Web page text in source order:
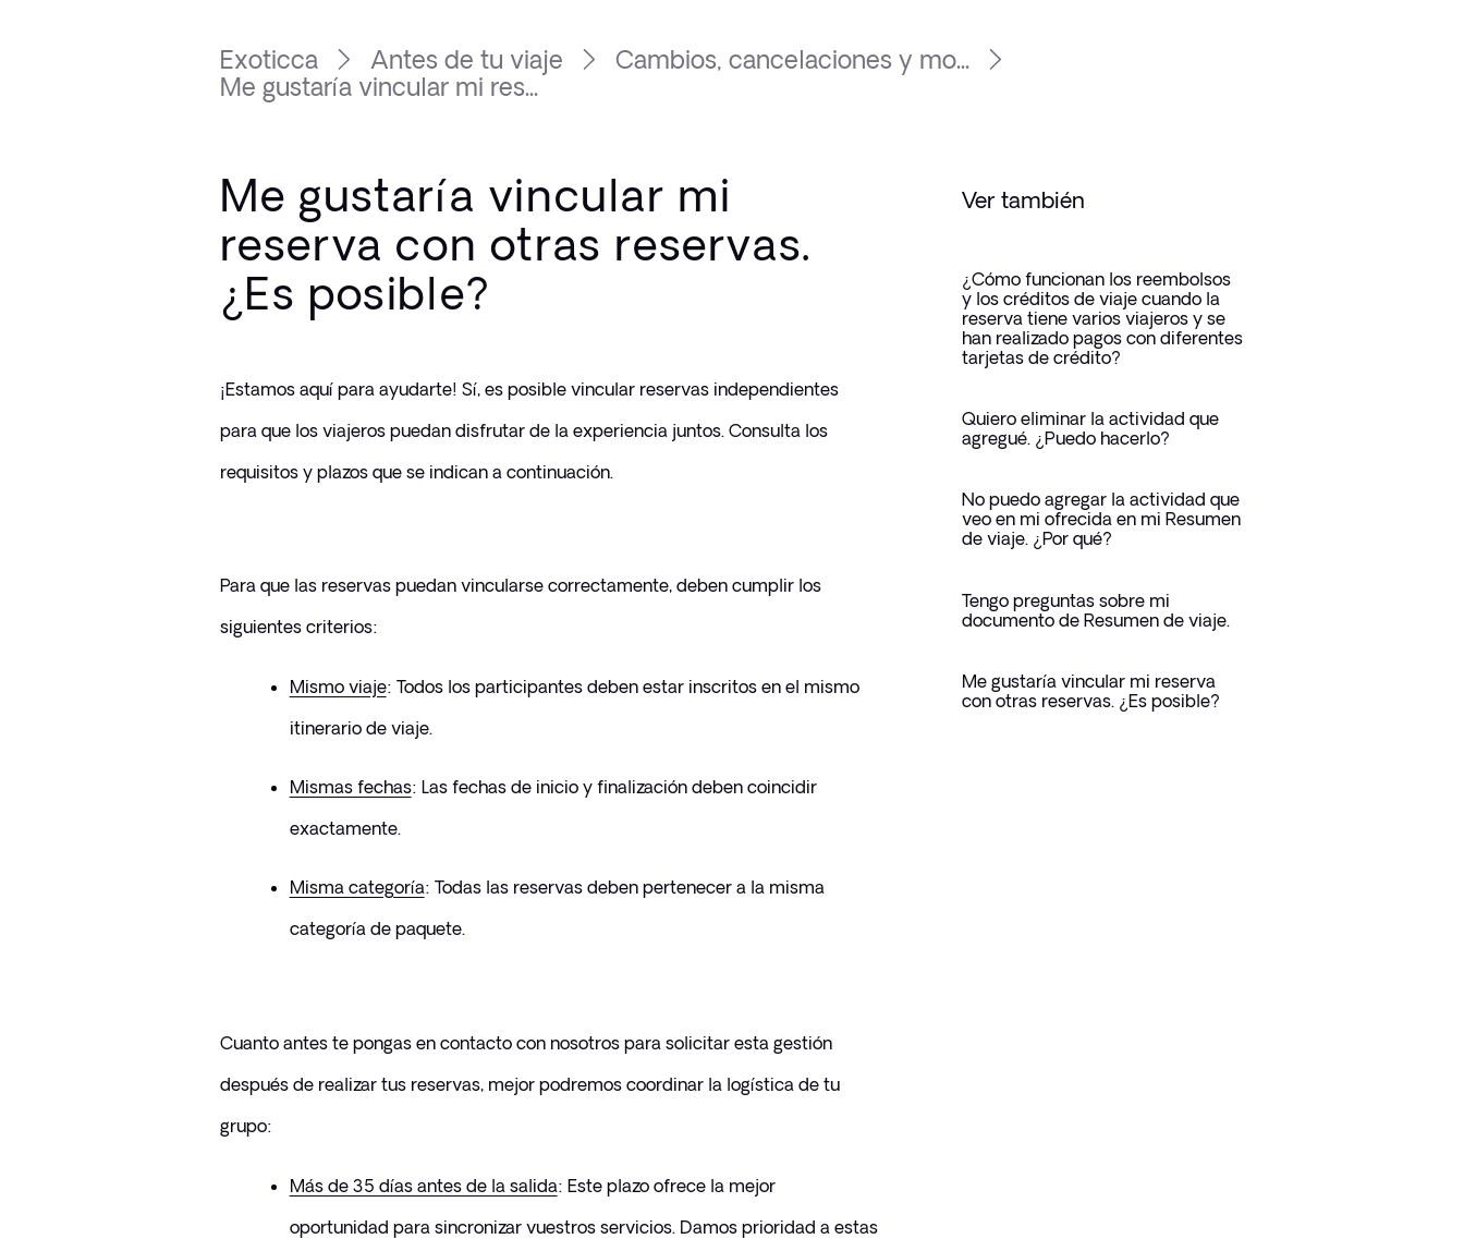
Exoticca Antes de tu viaje
Cambios, cancelaciones y mo...
Me gustaría vincular mi res...
Me gustaría vincular mi
reserva con otras reservas.
¿Es posible?
¡Estamos aquí para ayudarte! Sí, es posible vincular reservas independientes
para que los viajeros puedan disfrutar de la experiencia juntos. Consulta los
requisitos y plazos que se indican a continuación.
Para que las reservas puedan vincularse correctamente, deben cumplir los
siguientes criterios:
Mismo viaje: Todos los participantes deben estar inscritos en el mismo
itinerario de viaje.
Mismas fechas: Las fechas de inicio y finalización deben coincidir
exactamente.
Misma categoría: Todas las reservas deben pertenecer a la misma
categoría de paquete.
Cuanto antes te pongas en contacto con nosotros para solicitar esta gestión
después de realizar tus reservas, mejor podremos coordinar la logística de tu
grupo:
Más de 35 días antes de la salida: Este plazo ofrece la mejor
oportunidad para sincronizar vuestros servicios. Damos prioridad a estas
Ver también
¿Cómo funcionan los reembolsos
y los créditos de viaje cuando la
reserva tiene varios viajeros y se
han realizado pagos con diferentes
tarjetas de crédito?
Quiero eliminar la actividad que
agregué. ¿Puedo hacerlo?
No puedo agregar la actividad que
veo en mi ofrecida en mi Resumen
de viaje. ¿Por qué?
Tengo preguntas sobre mi
documento de Resumen de viaje.
Me gustaría vincular mi reserva
con otras reservas. ¿Es posible?